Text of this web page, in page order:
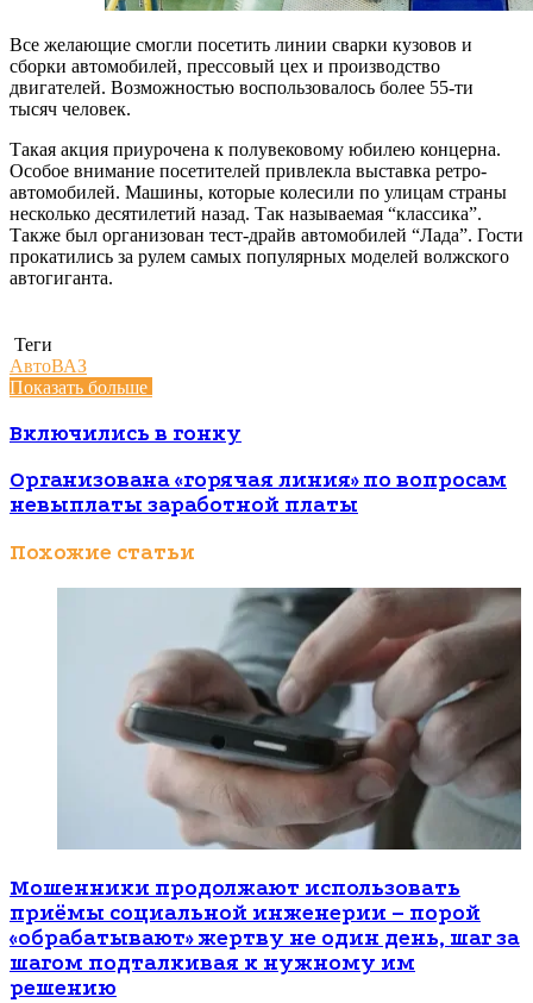
Все желающие смогли посетить линии сварки кузовов и
сборки автомобилей, прессовый цех и производство
двигателей. Возможностью воспользовалось более 55-ти
тысяч человек.
Такая акция приурочена к полувековому юбилею концерна.
Особое внимание посетителей привлекла выставка ретро-
автомобилей. Машины, которые колесили по улицам страны
несколько десятилетий назад. Так называемая “классика”.
Также был организован тест-драйв автомобилей “Лада”. Гости
прокатились за рулем самых популярных моделей волжского
автогиганта.
Теги
АвтоВАЗ
Показать больше
Включились в гонку
Организована «горячая линия» по вопросам
невыплаты заработной платы
Похожие статьи
Мошенники продолжают использовать
приёмы социальной инженерии – порой
«обрабатывают» жертву не один день, шаг за
шагом подталкивая к нужному им
решению